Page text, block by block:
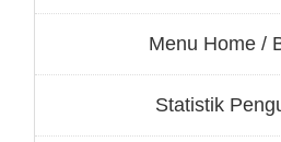
Menu Home /
Statistik